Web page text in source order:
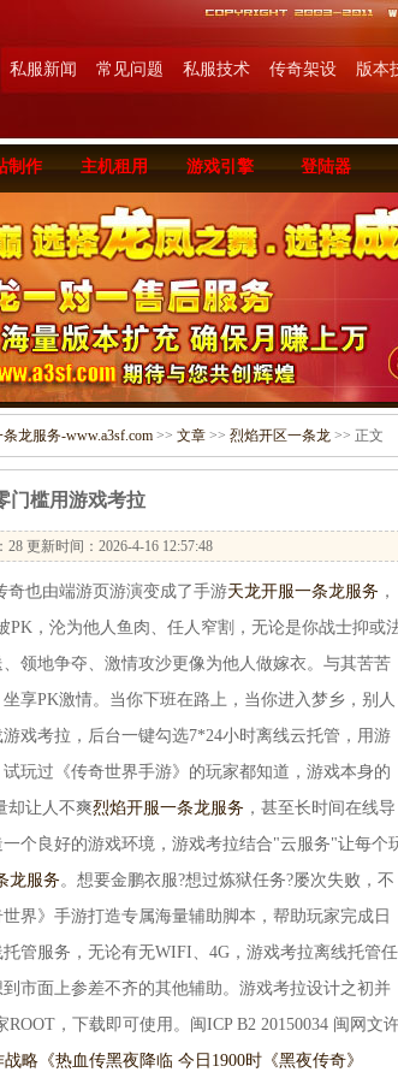
私服新闻 常见问题 私服技术 传奇架设 版本
制作 主机租用 游戏引擎 登陆器
龙服务-www.a3sf.com >> 文章 >> 烈焰开区一条龙 >> 正文
门槛用游戏考拉
28 更新时间：2026-4-16 12:57:48
也由端游页游演变成了手游天龙开服一条龙服务 ，
，沦为他人鱼肉、任人窄割，无论是你战士抑或
领地争夺、激情攻沙更像为他人做嫁衣。与其苦苦
享PK激情。当你下班在路上，当你进入梦乡，别人
戏考拉，后台一键勾选7*24小时离线云托管，用游
玩过《传奇世界手游》的玩家都知道，游戏本身的
却让人不爽烈焰开服一条龙服务 ，甚至长时间在线导
个良好的游戏环境，游戏考拉结合"云服务"让每个
龙服务。想要金鹏衣服?想过炼狱任务?屡次失败，不
界》手游打造专属海量辅助脚本，帮助玩家完成日
管服务，无论有无WIFI、4G，游戏考拉离线托管任
市面上参差不齐的其他辅助。游戏考拉设计之初并
，下载即可使用。闽ICP B2 20150034 闽网文
战略《热血传黑夜降临 今日1900时《黑夜传奇》